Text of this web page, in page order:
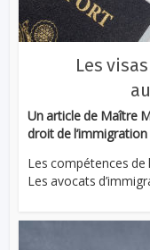
Les
Un article de Maître
droit de
Les compétences de
Les avocats